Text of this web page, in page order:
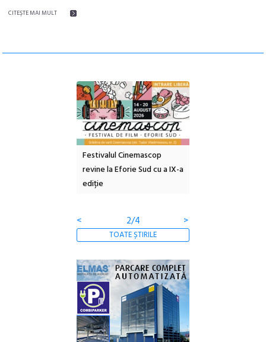
CITEŞTE MAI MULT
Festivalul Cinemascop
revine la Eforie Sud cu a IX-a
ediție
<
2/4 >
TOATE ȘTIRILE